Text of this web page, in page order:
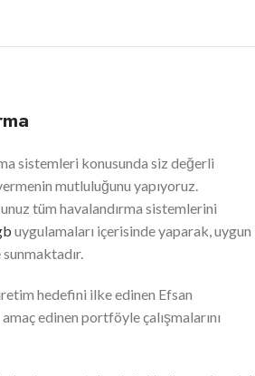
sistemleri konusunda siz değerli
mutluluğunu yapıyoruz.
tüm havalandırma sistemlerini
uygulamaları içerisinde yaparak, uygun
hedefini ilke edinen Efsan
edinen portföyle çalışmalarını